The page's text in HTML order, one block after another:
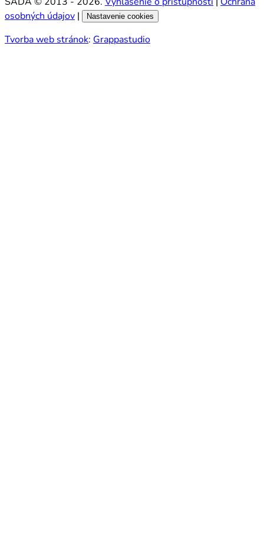
osobných údajov | Nastavenie cookies
Tvorba web stránok: Grappastudio